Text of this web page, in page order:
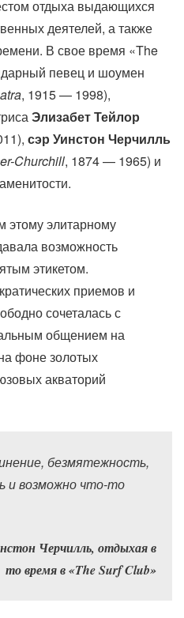
отдыха выдающихся
деятелей, а также
В свое время «The
певец и шоумен
, 1915 — 1998),
Элизабет Тейлор
сэр Уинстон Черчилль
Churchill, 1874 — 1965) и
этому элитарному
возможность
этикетом.
приемов и
сочеталась с
общением на
фоне золотых
акваторий
безмятежность,
и возможно что-то
Черчилль, отдыхая в
то время в «The Surf Club»